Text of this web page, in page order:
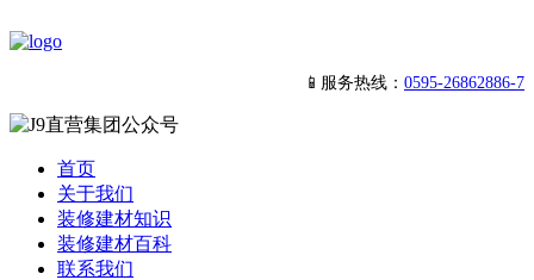
📱服务热线： 0595-26862886-7
首页
关于我们
装修建材知识
装修建材百科
联系我们